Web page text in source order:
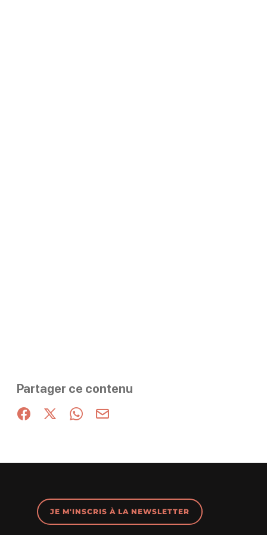
Partager ce contenu
Partager sur Facebook (nouvelle fenêtre)
Partager sur X / Twitter (nouvelle fenêtre)
Partager sur WhatsApp
Partager par mail
JE M'INSCRIS À LA NEWSLETTER